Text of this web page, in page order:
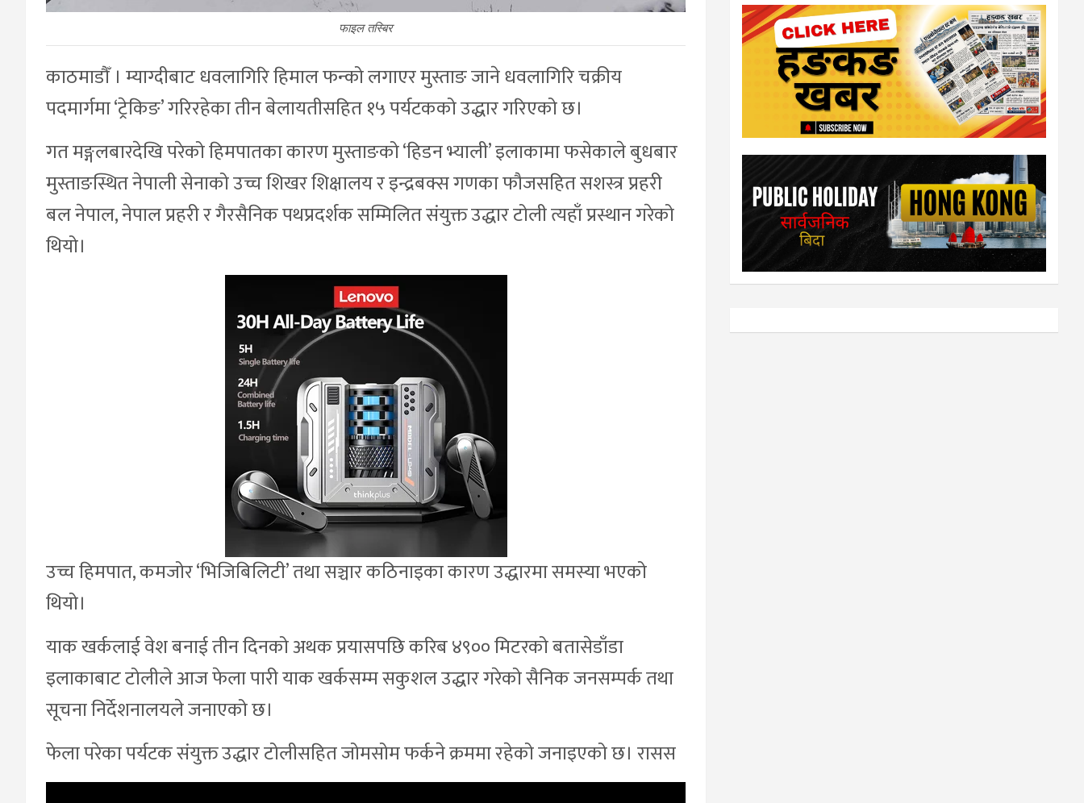
फाइल तस्बिर
काठमाडौँ । म्याग्दीबाट धवलागिरि हिमाल फन्को लगाएर मुस्ताङ जाने धवलागिरि चक्रीय
पदमार्गमा ‘ट्रेकिङ’ गरिरहेका तीन बेलायतीसहित १५ पर्यटकको उद्धार गरिएको छ।
गत मङ्गलबारदेखि परेको हिमपातका कारण मुस्ताङको ‘हिडन भ्याली’ इलाकामा फसेकाले बुधबार
मुस्ताङस्थित नेपाली सेनाको उच्च शिखर शिक्षालय र इन्द्रबक्स गणका फौजसहित सशस्त्र प्रहरी
बल नेपाल, नेपाल प्रहरी र गैरसैनिक पथप्रदर्शक सम्मिलित संयुक्त उद्धार टोली त्यहाँ प्रस्थान गरेको
थियो।
उच्च हिमपात, कमजोर ‘भिजिबिलिटी’ तथा सञ्चार कठिनाइका कारण उद्धारमा समस्या भएको
थियो।
याक खर्कलाई वेश बनाई तीन दिनको अथक प्रयासपछि करिब ४९०० मिटरको बतासेडाँडा
इलाकाबाट टोलीले आज फेला पारी याक खर्कसम्म सकुशल उद्धार गरेको सैनिक जनसम्पर्क तथा
सूचना निर्देशनालयले जनाएको छ।
फेला परेका पर्यटक संयुक्त उद्धार टोलीसहित जोमसोम फर्कने क्रममा रहेको जनाइएको छ। रासस